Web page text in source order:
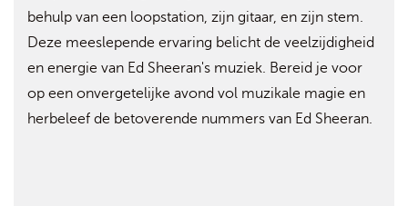
behulp van een loopstation, zijn gitaar, en zijn stem.
Deze meeslepende ervaring belicht de veelzijdigheid
en energie van Ed Sheeran's muziek. Bereid je voor
op een onvergetelijke avond vol muzikale magie en
herbeleef de betoverende nummers van Ed Sheeran.